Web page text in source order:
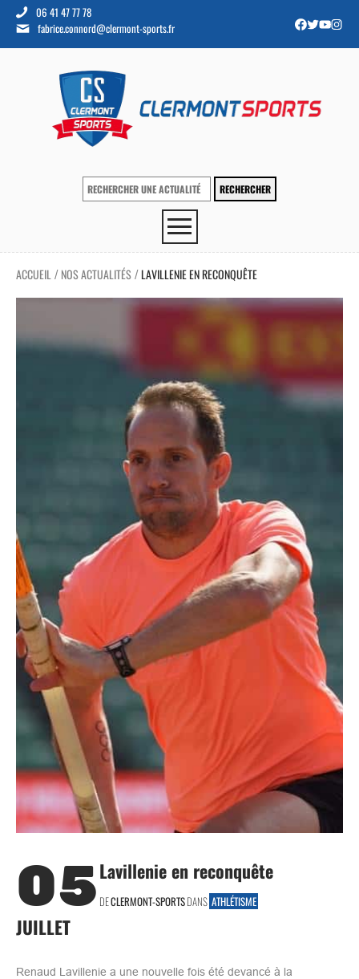
06 41 47 77 78
fabrice.connord@clermont-sports.fr
ACCUEIL / NOS ACTUALITÉS /LAVILLENIE EN RECONQUÊTE
05
JUILLET
Lavillenie en reconquête
DECLERMONT-SPORTSDANS ATHLÉTISME
Renaud Lavillenie a une nouvelle fois été devancé à la